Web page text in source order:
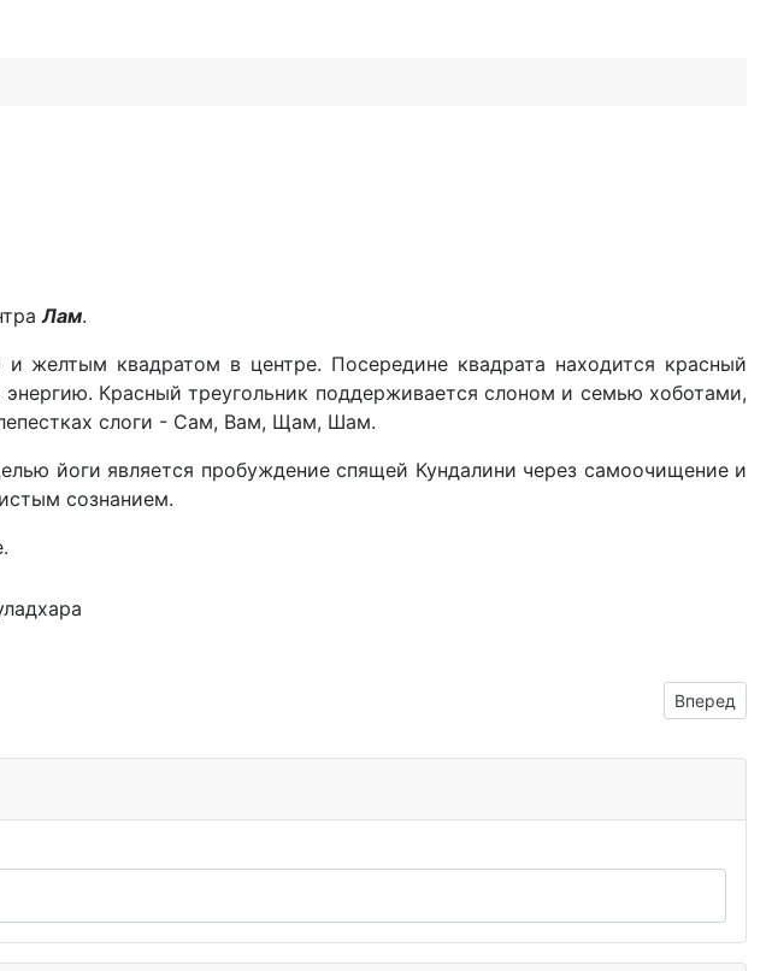
Лам.
желтым квадратом в центре. Посередине квадрата находится красный
Красный треугольник поддерживается слоном и семью хоботами,
слоги - Сам, Вам, Щам, Шам.
йоги является пробуждение спящей Кундалини через самоочищение и
сознанием.
Вперед